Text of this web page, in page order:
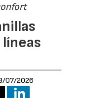
07/2026